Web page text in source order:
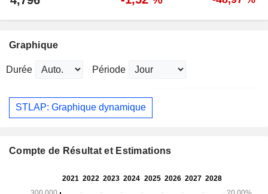
Graphique
Durée Période
STLAP: Graphique dynamique
Compte de Résultat et Estimations